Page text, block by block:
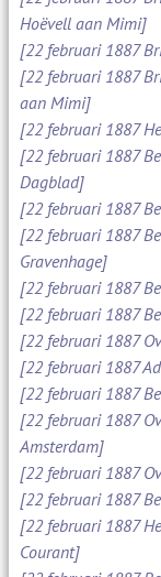
Hoëvell aan Mimi]
[22 februari 1887
[22 februari 1887
aan Mimi]
[22 februari 1887
[22 februari 1887
Dagblad]
[22 februari 1887
[22 februari 1887
Gravenhage]
[22 februari 1887
[22 februari 1887
[22 februari 1887
[22 februari 1887
[22 februari 1887
[22 februari 1887
Amsterdam]
[22 februari 1887
[22 februari 1887
[22 februari 1887
Courant]